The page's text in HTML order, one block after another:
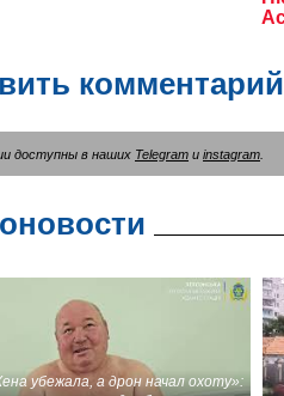
комментарий
доступны в наших Telegram и instagram
убежала, а дрон начал охоту»: